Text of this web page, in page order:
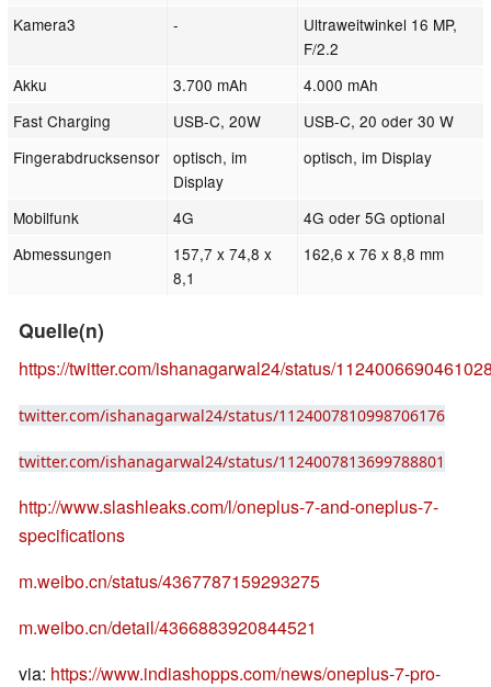
Kamera3
-
Ultraweitwinkel 16 MP,
F/2.2
Akku
3.700 mAh
4.000 mAh
Fast Charging
USB-C, 20W
USB-C, 20 oder 30 W
Fingerabdrucksensor
optisch, im
Display
optisch, im Display
Mobilfunk 4G
4G oder 5G optional
Abmessungen
157,7 x 74,8 x
8,1
162,6 x 76 x 8,8 mm
Quelle(n)
https://twitter.com/ishanagarwal24/status/
twitter.com/ishanagarwal24/status/1124007810998706176
twitter.com/ishanagarwal24/status/1124007813699788801
http://www.slashleaks.com/l/oneplus-7-and-oneplus-7-
specifications
m.weibo.cn/status/4367787159293275
m.weibo.cn/detail/4366883920844521
via: https://www.indiashopps.com/news/oneplus-7-pro-